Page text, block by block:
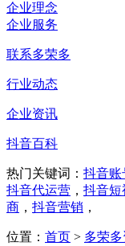
企业理念
企业服务
联系多荣多
行业动态
企业资讯
抖音百科
热门关键词： 抖音账
抖音代运营 ， 抖音短
商 ， 抖音营销 ，
位置： 首页 > 多荣